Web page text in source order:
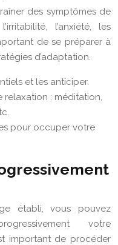
des symptômes de
l’anxiété, les
de se préparer à
d’adaptation.
et les anticiper.
: méditation,
pour occuper votre
établi, vous pouvez
votre
important de procéder